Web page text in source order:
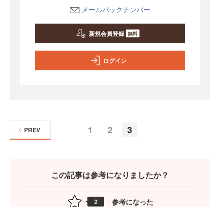
メールバックナンバー
新規会員登録 無料
ログイン
1 2 3
PREV
この記事は参考になりましたか？
2 参考になった